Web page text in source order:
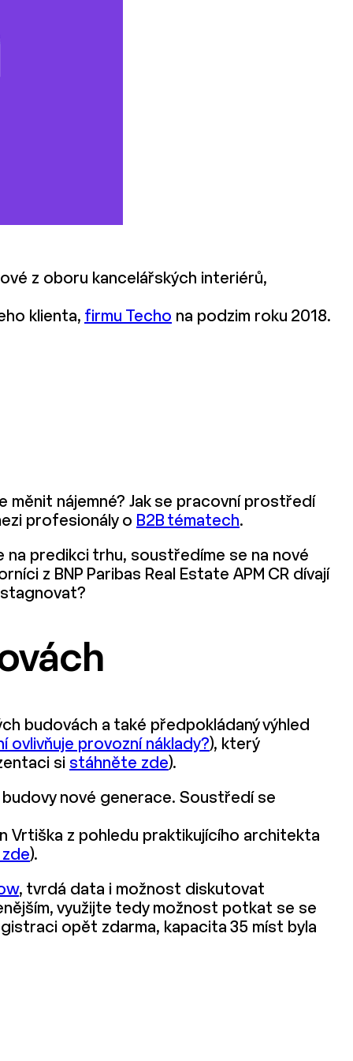
z oboru kancelářských interiérů,
klienta, firmu Techo na podzim roku 2018.
měnit nájemné? Jak se pracovní prostředí
profesionály o B2B tématech.
na predikci trhu, soustředíme se na nové
z BNP Paribas Real Estate APM CR dívají
stagnovat?
budovách a také předpokládaný výhled
ovlivňuje provozní náklady?), který
si stáhněte zde).
nové generace. Soustředí se
Vrtiška z pohledu praktikujícího architekta
).
, tvrdá data i možnost diskutovat
využijte tedy možnost potkat se se
opět zdarma, kapacita 35 míst byla